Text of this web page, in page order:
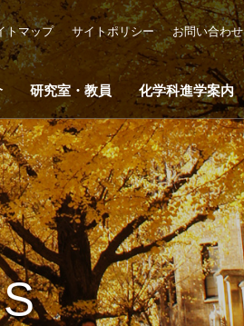
研究室・教員 化学科進学案内
トマップ サイトポリシー お問い合わせ